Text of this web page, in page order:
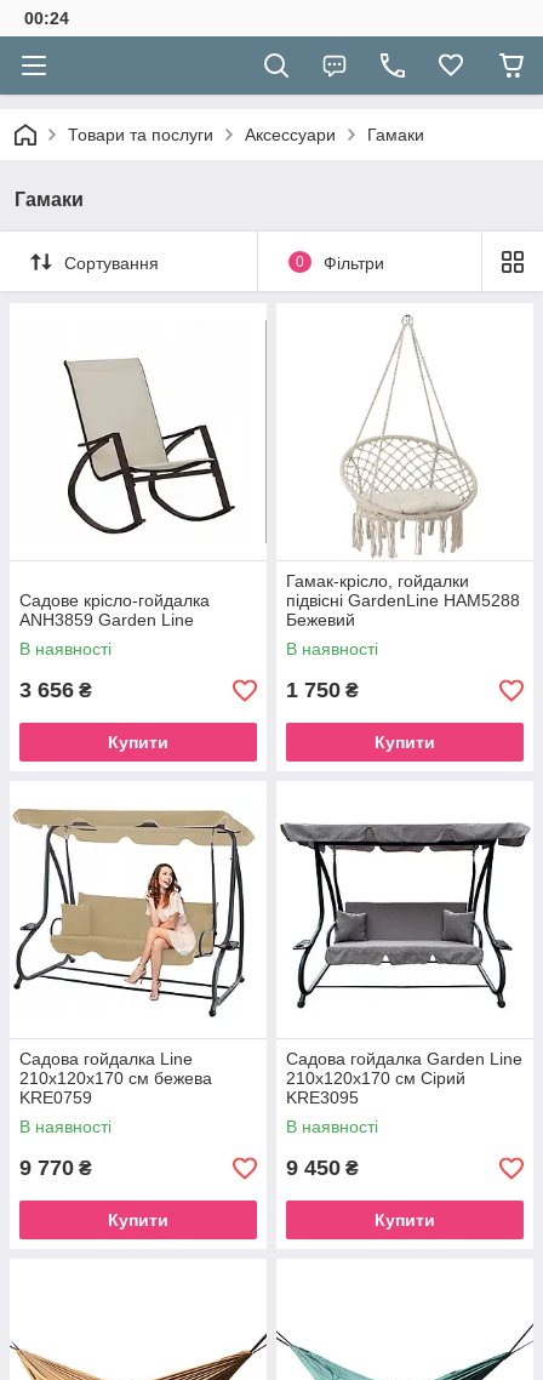
00:24
Товари та послуги Аксессуари Гамаки
Гамаки
Сортування 0 Фільтри
Садове крісло-гойдалка
ANH3859 Garden Line
В наявності
3 656 ₴
Купити
Гамак-крісло, гойдалки
підвісні GardenLine HAM5288
Бежевий
В наявності
1 750 ₴
Купити
Садова гойдалка Line
210x120x170 см бежева
KRE0759
В наявності
9 770 ₴
Купити
Садова гойдалка Garden Line
210x120x170 см Сірий
KRE3095
В наявності
9 450 ₴
Купити